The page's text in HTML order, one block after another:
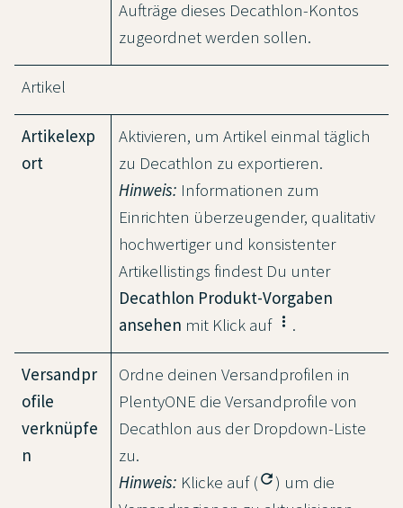
Aufträge dieses Decathlon-Kontos
zugeordnet werden sollen.
Artikel
Artikelexp
ort
Aktivieren, um Artikel einmal täglich
zu Decathlon zu exportieren.
Hinweis: Informationen zum
Einrichten überzeugender, qualitativ
hochwertiger und konsistenter
Artikellistings findest Du unter
Decathlon Produkt-Vorgaben
ansehen mit Klick auf more_vert .
Versandpr
ofile
verknüpfe
n
Ordne deinen Versandprofilen in
PlentyONE die Versandprofile von
Decathlon aus der Dropdown-Liste
zu.
Hinweis: Klicke auf ( refresh ) um die